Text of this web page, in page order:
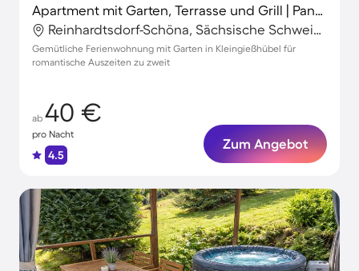
Apartment mit Garten, Terrasse und Grill | Panoramablick
Reinhardtsdorf-Schöna, Sächsische Schweiz-Osterzgebirge, Deutschland
Gemütliche Ferienwohnung mit Garten in Kleingießhübel für
romantische Auszeiten zu zweit
ab 40 €
pro Nacht
4.5
Zum Angebot